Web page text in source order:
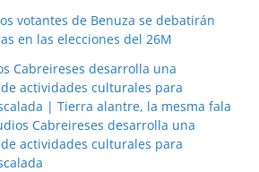
votantes de Benuza se debatirán
en las elecciones del 26M
Cabreireses desarrolla una
actividades culturales para
| Tierra alantre, la mesma fala
Cabreireses desarrolla una
actividades culturales para